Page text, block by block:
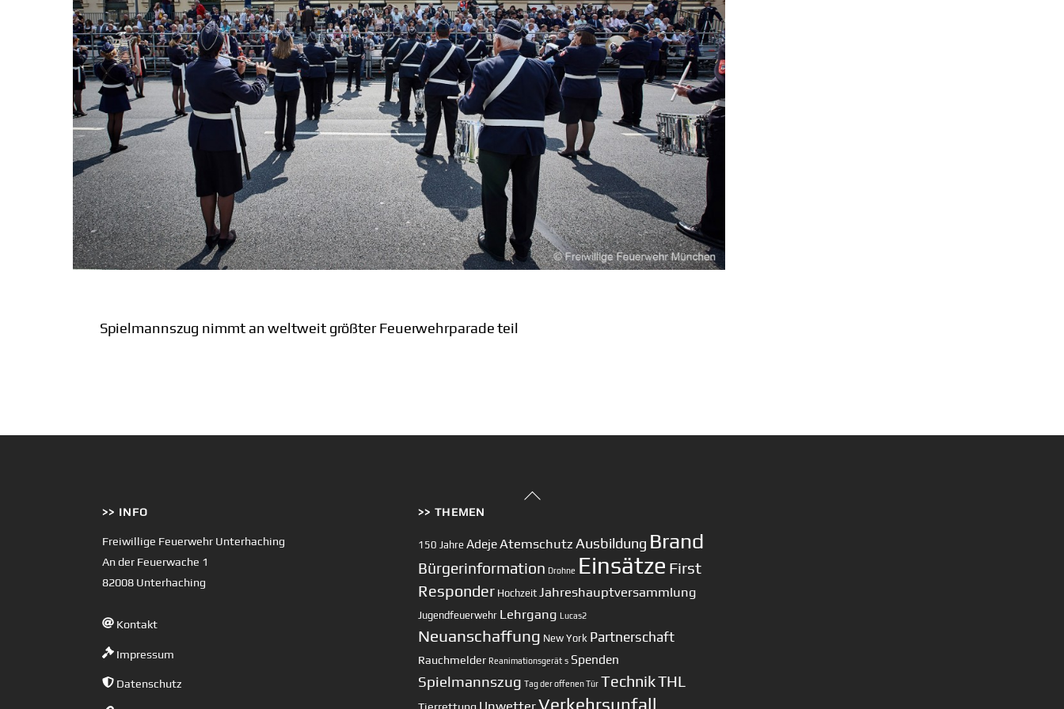
Spielmannszug nimmt an weltweit größter Feuerwehrparade teil
Back
>> INFO
Freiwillige Feuerwehr Unterhaching
An der Feuerwache 1
82008 Unterhaching
Kontakt
Impressum
Datenschutz
>> THEMEN
150 Jahre AdejeAtemschutz Ausbildung Brand
Bürgerinformation Drohne Einsätze First
Responder Hochzeit Jahreshauptversammlung
Jugendfeuerwehr Lehrgang Lucas2
Neuanschaffung New York Partnerschaft
Rauchmelder Reanimationsgerät s Spenden
Spielmannszug Tag der offenen Tür TechnikTHL
Tierrettung UnwetterVerkehrsunfall